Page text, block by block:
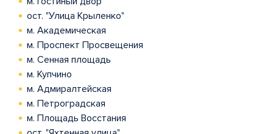
ост. "Улица Крыленко"
м. Академическая
м. Проспект Просвещения
м. Сенная площадь
м. Купчино
м. Адмиралтейская
м. Петроградская
м. Площадь Восстания